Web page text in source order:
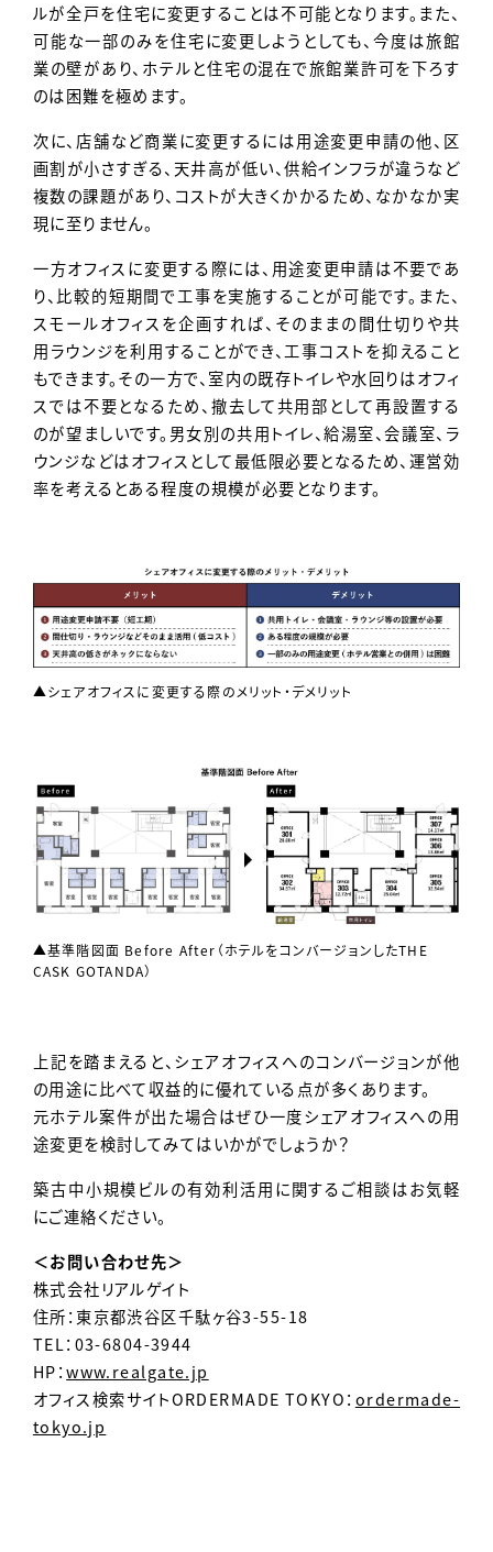
ルが全戸を住宅に変更することは不可能となります。また、
可能な一部のみを住宅に変更しようとしても、今度は旅館
業の壁があり、ホテルと住宅の混在で旅館業許可を下ろす
のは困難を極めます。
次に、店舗など商業に変更するには用途変更申請の他、区
画割が小さすぎる、天井高が低い、供給インフラが違うなど
複数の課題があり、コストが大きくかかるため、なかなか実
現に至りません。
一方オフィスに変更する際には、用途変更申請は不要であ
り、比較的短期間で工事を実施することが可能です。また、
スモールオフィスを企画すれば、そのままの間仕切りや共
用ラウンジを利用することができ、工事コストを抑えること
もできます。その一方で、室内の既存トイレや水回りはオフィ
スでは不要となるため、撤去して共用部として再設置する
のが望ましいです。男女別の共用トイレ、給湯室、会議室、ラ
ウンジなどはオフィスとして最低限必要となるため、運営効
率を考えるとある程度の規模が必要となります。
▲シェアオフィスに変更する際のメリット・デメリット
▲基準階図面 Before After（ホテルをコンバージョンしたTHE
CASK GOTANDA）
上記を踏まえると、シェアオフィスへのコンバージョンが他
の用途に比べて収益的に優れている点が多くあります。
元ホテル案件が出た場合はぜひ一度シェアオフィスへの用
途変更を検討してみてはいかがでしょうか？
築古中小規模ビルの有効利活用に関するご相談はお気軽
にご連絡ください。
＜お問い合わせ先＞
株式会社リアルゲイト
住所：東京都渋谷区千駄ヶ谷3-55-18
TEL：03-6804-3944
HP：www.realgate.jp
オフィス検索サイトORDERMADE TOKYO： ordermade-
tokyo.jp